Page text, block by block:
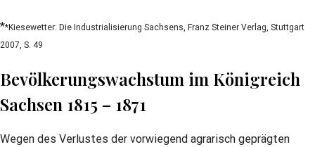
**Kiesewetter: Die Industrialisierung Sachsens, Franz Steiner Verlag, Stuttgart
2007, S. 49
Bevölkerungswachstum im Königreich
Sachsen 1815 – 1871
Wegen des Verlustes der vorwiegend agrarisch geprägten